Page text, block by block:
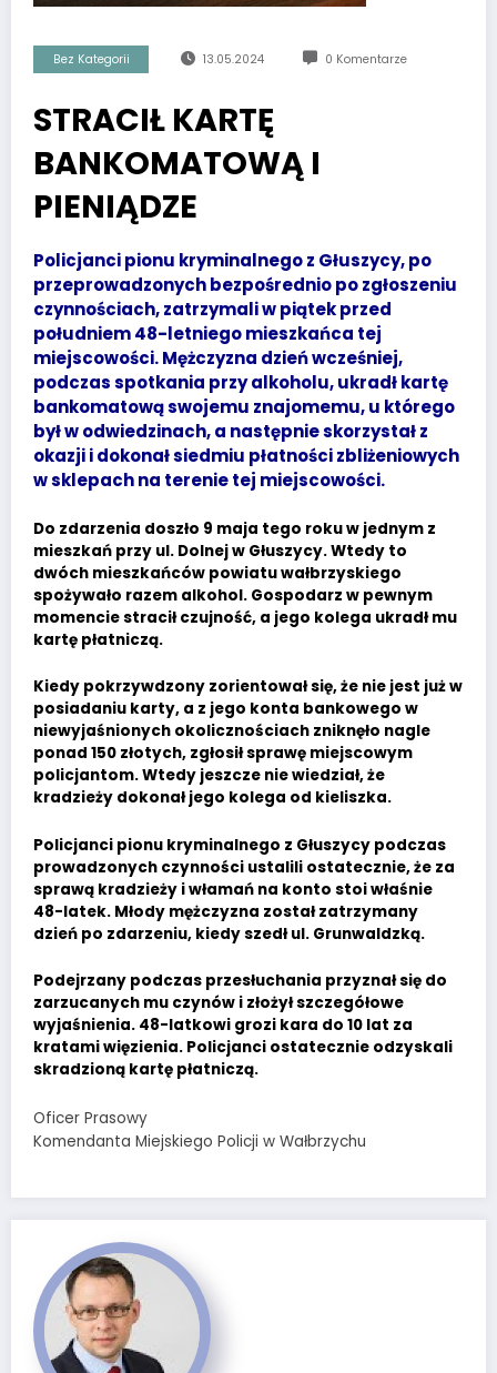
Bez Kategorii 13.05.2024 0 Komentarze
STRACIŁ KARTĘ
BANKOMATOWĄ I
PIENIĄDZE
Policjanci pionu kryminalnego z Głuszycy, po
przeprowadzonych bezpośrednio po zgłoszeniu
czynnościach, zatrzymali w piątek przed
południem 48-letniego mieszkańca tej
miejscowości. Mężczyzna dzień wcześniej,
podczas spotkania przy alkoholu, ukradł kartę
bankomatową swojemu znajomemu, u którego
był w odwiedzinach, a następnie skorzystał z
okazji i dokonał siedmiu płatności zbliżeniowych
w sklepach na terenie tej miejscowości.
Do zdarzenia doszło 9 maja tego roku w jednym z
mieszkań przy ul. Dolnej w Głuszycy. Wtedy to
dwóch mieszkańców powiatu wałbrzyskiego
spożywało razem alkohol. Gospodarz w pewnym
momencie stracił czujność, a jego kolega ukradł mu
kartę płatniczą.
Kiedy pokrzywdzony zorientował się, że nie jest już w
posiadaniu karty, a z jego konta bankowego w
niewyjaśnionych okolicznościach zniknęło nagle
ponad 150 złotych, zgłosił sprawę miejscowym
policjantom. Wtedy jeszcze nie wiedział, że
kradzieży dokonał jego kolega od kieliszka.
Policjanci pionu kryminalnego z Głuszycy podczas
prowadzonych czynności ustalili ostatecznie, że za
sprawą kradzieży i włamań na konto stoi właśnie
48-latek. Młody mężczyzna został zatrzymany
dzień po zdarzeniu, kiedy szedł ul. Grunwaldzką.
Podejrzany podczas przesłuchania przyznał się do
zarzucanych mu czynów i złożył szczegółowe
wyjaśnienia. 48-latkowi grozi kara do 10 lat za
kratami więzienia. Policjanci ostatecznie odzyskali
skradzioną kartę płatniczą.
Oficer Prasowy
Komendanta Miejskiego Policji w Wałbrzychu